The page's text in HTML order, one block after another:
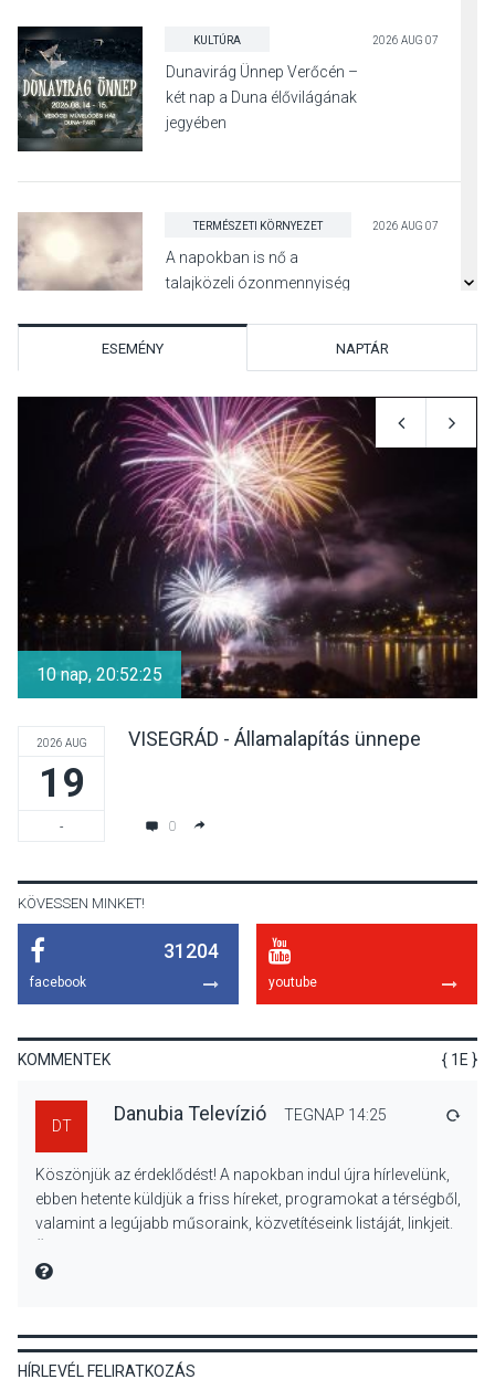
KULTÚRA 2026 AUG 07
Dunavirág Ünnep Verőcén –
két nap a Duna élővilágának
jegyében
TERMÉSZETI KÖRNYEZET 2026 AUG 07
A napokban is nő a
talajközeli ózonmennyiség
KULTÚRA
Mi a pszichológia, és miért
van rá szükségünk? –
Beszélgetés a Kacsakő
Irodalmi Színpadon
KULTÚRA 2026 AUG 06
Különleges csillagles lesz
Tahitótfaluban a Bodor
Majorban
Különleges nyári élményt
kínálnak a szabadtéri
előadások a Skanzenben
KÖZÉLET 2026 AUG 05
Szeptembertől emelkednek
ESEMÉNY NAPTÁR
10 nap, 20:52:24
2026 AUG
19
-
VISEGRÁD - Államalapítás ünnepe
0
KÖVESSEN MINKET!
31204
facebook youtube
KOMMENTEK { 1E }
DT
Danubia Televízió TEGNAP 14:25
Köszönjük az érdeklődést! A napokban indul újra hírlevelünk,
ebben hetente küldjük a friss híreket, programokat a térségből,
valamint a legújabb műsoraink, közvetítéseink listáját, linkjeit.
MIRE MONDTA
HÍRLEVÉL FELIRATKOZÁS